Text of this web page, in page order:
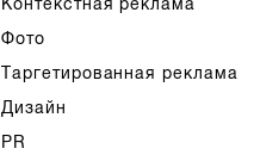
Контекстная реклама
Фото
Таргетированная реклама
Дизайн
PR